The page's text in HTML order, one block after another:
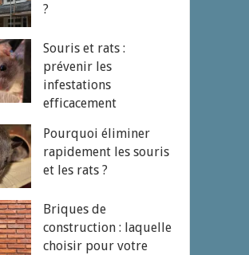
?
Souris et rats :
prévenir les
infestations
efficacement
Pourquoi éliminer
rapidement les souris
et les rats ?
Briques de
construction : laquelle
choisir pour votre